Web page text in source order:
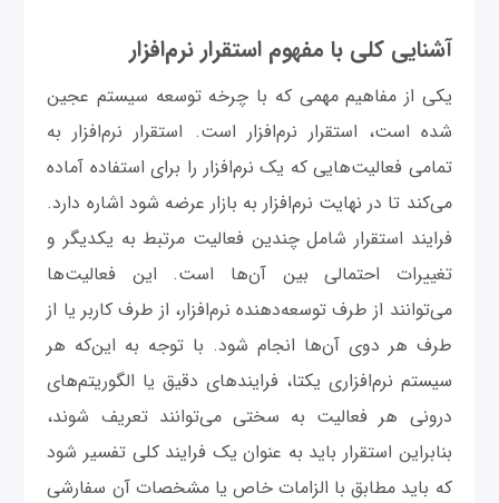
آشنایی کلی با مفهوم استقرار نرم‌افزار
یکی از مفاهیم مهمی که با چرخه توسعه سیستم عجین
شده است، استقرار نرم‌افزار است. استقرار نرم‌افزار به
تمامی فعالیت‌هایی که یک نرم‌افزار را برای استفاده آماده
می‌کند تا در نهایت نرم‌افزار به بازار عرضه شود اشاره دارد.
فرایند استقرار شامل چندین فعالیت مرتبط به یکدیگر و
تغییرات احتمالی بین آن‌ها است. این فعالیت‌ها
می‌توانند از طرف توسعه‌دهنده نرم‌افزار، از طرف کاربر یا از
طرف هر دوی آن‌ها انجام شود. با توجه به این‌که هر
سیستم نرم‌افزاری یکتا، فرایندهای دقیق یا الگوریتم‌های
درونی هر فعالیت به سختی می‌توانند تعریف شوند،
بنابراین استقرار باید به عنوان یک فرایند کلی تفسیر شود
که باید مطابق با الزامات خاص یا مشخصات آن سفارشی